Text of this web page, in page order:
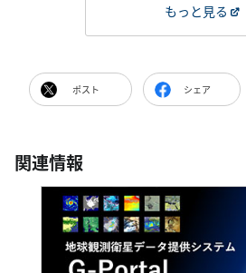
もっと見る
ポスト シェア
関連情報